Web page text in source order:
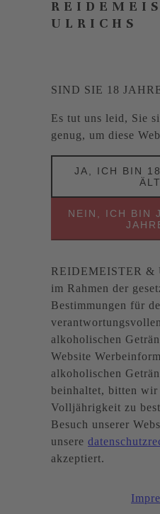
ULRICHS
SIND SIE 18
Es tut uns leid, Sie
genug, um diese
JA, ICH BIN
NEIN, ICH BIN
REIDEMEISTER &
im Rahmen der
Bestimmungen für
alkoholischen
Website
alkoholischen
beinhaltet, bitten wir
Volljährigkeit zu
Besuch unserer
unsere
akzeptiert.